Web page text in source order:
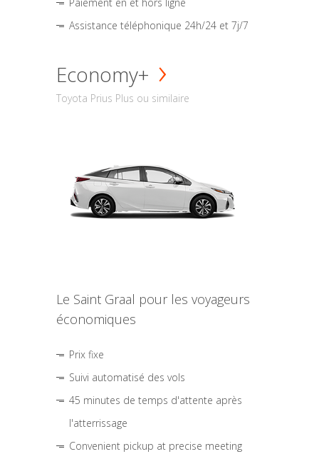
Assistance téléphonique 24h/24 et 7j/7
Economy+
Toyota Prius Plus ou similaire
Le Saint Graal pour les voyageurs
économiques
Prix fixe
Suivi automatisé des vols
45 minutes de temps d'attente après
l'atterrissage
Convenient pickup at precise meeting